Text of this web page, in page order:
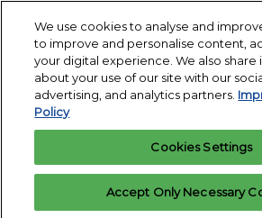
content
12.-14. Januar
Messegelände
Interesse
anmelden
We use cookies to analyse and
to improve and personalise content,
your digital experience. We also share
about your use of our site with our
advertising, and analytics partners.
Policy
Cookies Settings
Accept Only Necessary